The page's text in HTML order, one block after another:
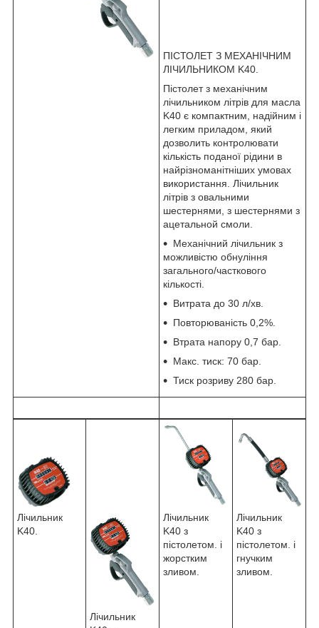
ПІСТОЛЕТ З МЕХАНІЧНИМ
ЛІЧИЛЬНИКОМ K40.
Пістолет з механічним
лічильником літрів для масла
K40 є компактним, надійним і
легким приладом, який
дозволить контролювати
кількість поданої рідини в
найрізноманітніших умовах
використання. Лічильник
літрів з овальними
шестернями, з шестернями з
ацетальной смоли.
Механічний лічильник з
можливістю обнуління
загального/часткового
кількості.
Витрата до 30 л/хв.
Повторюваність 0,2%.
Втрата напору 0,7 бар.
Макс. тиск: 70 бар.
Тиск розриву 280 бар.
Лічильник
K40.
Лічильник
Лічильник
K40 з
пістолетом. і
жорстким
зливом.
Лічильник
K40 з
пістолетом. і
гнучким
зливом.